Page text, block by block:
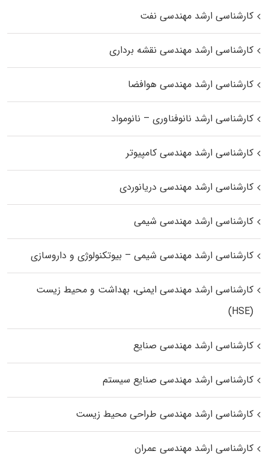
کارشناسی ارشد مهندسی نفت
کارشناسی ارشد مهندسی نقشه برداری
کارشناسی ارشد مهندسی هوافضا
کارشناسی ارشد نانوفناوری – نانومواد
کارشناسی ارشد مهندسی کامپیوتر
کارشناسی ارشد مهندسی دریانوردی
کارشناسی ارشد مهندسی شیمی
کارشناسی ارشد مهندسی شیمی – بیوتکنولوژی و داروسازی
کارشناسی ارشد مهندسی ایمنی، بهداشت و محیط زیست
(HSE)
کارشناسی ارشد مهندسی صنایع
کارشناسی ارشد مهندسی صنایع سیستم
کارشناسی ارشد مهندسی طراحی محیط زیست
کارشناسی ارشد مهندسی عمران